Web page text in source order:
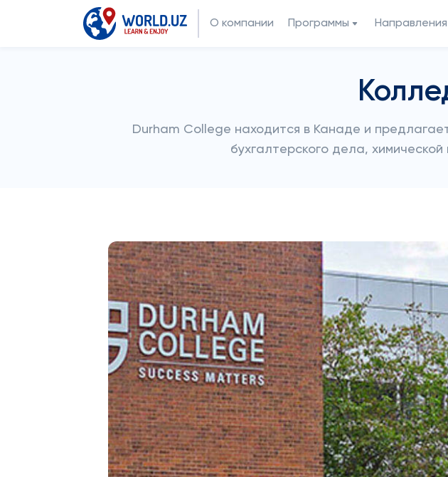
О компании Программы Направления
Durham College находится в Канаде и
бухгалтерского дела,